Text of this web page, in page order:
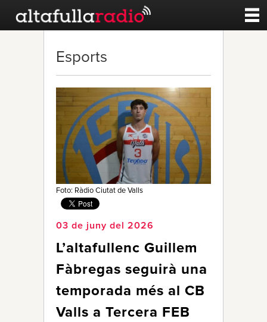
Esports
Noticies
Qui Som
Esports
Foto: Ràdio Ciutat de Valls
03 de juny del 2026
L’altafullenc Guillem
Fàbregas seguirà una
temporada més al CB
Valls a Tercera FEB